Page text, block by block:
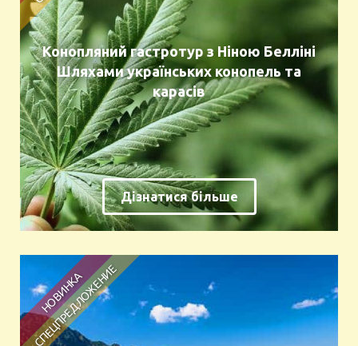
Конопляний гастротур з Ніною Белліні
Шляхами українських конопель та
карасів
Дізнатися більше